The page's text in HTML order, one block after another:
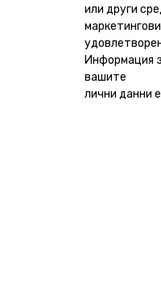
или други
Информация
вашите
лични данни